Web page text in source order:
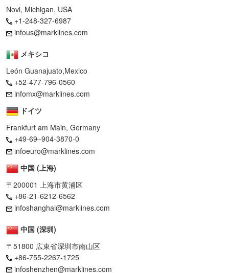
Novi, Michigan, USA
+1-248-327-6987
infous@marklines.com
メキシコ
León Guanajuato,Mexico
+52-477-796-0560
infomx@marklines.com
ドイツ
Frankfurt am Main, Germany
+49-69–904-3870-0
infoeuro@marklines.com
中国 (上海)
〒200001 上海市黄浦区
+86-21-6212-6562
infoshanghai@marklines.com
中国 (深圳)
〒51800 広東省深圳市南山区
+86-755-2267-1725
infoshenzhen@marklines.com